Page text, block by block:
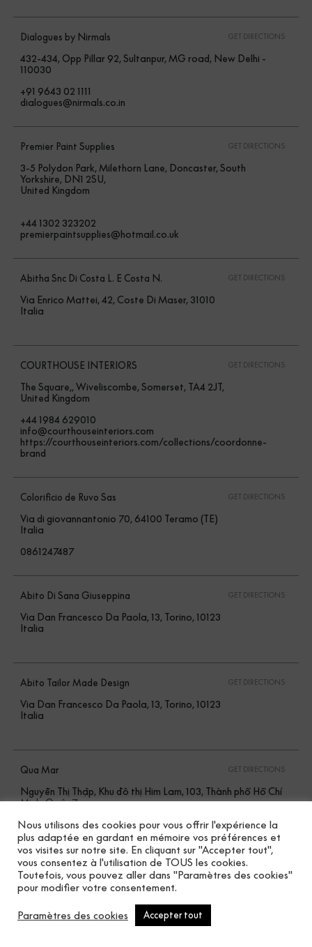
Dialogues by Nirmals GET DIRECTIONS
432-434, Opp Pillar 92, Sultanpur, MG road, New Delhi -
110030
+91 9643 02 1111
dialogues@nirmals.co.in
Premier Paint Supplies GET DIRECTIONS
3-5 Polydon Park, Milethorn Lane, Doncaster, South
Yorkshire, DN1 2SU,
United Kingdom
+44 1302 323202
premierpaintsupplies@hotmail.co.uk
Abitha Snc Di Costa L. E Costa N. GET DIRECTIONS
Via Enrico Mattei, 42, Coste Di Maser, 31010
Italia
COURTHOUSE INTERIORS GET DIRECTIONS
The Square,, Wiveliscombe, Somerset, TA4 2JT,
United Kingdom
+44 1984 629010
info@courthouseinteriors.com
https://courthouseinteriors.com/collections/coordonne-
brand
Colorificio de Ruvo Sas GET DIRECTIONS
Via di giovannantonio 70, 64100 Teramo (TE)
Italia
0861247487
Abito Di Sana Giuseppina GET DIRECTIONS
Via Dan Francesco Da Paola, 13, Torino, 10123
Italia
Abito Tailor Made Design GET DIRECTIONS
Via Dan Francesco Da Paola, 13, Torino, 10123
Italia
Qua Mar GET DIRECTIONS
Nguyễn Thị Thập, Khu đô thị Him Lam, 103, Thành phố Hồ Chí
Minh, Quận 7
Aerree Sas Di Ricco’Davide And C GET DIRECTIONS
Via Carlo Farini, 47, Milano, 20159
Nous utilisons des cookies pour vous offrir l'expérience la
plus adaptée en gardant en mémoire vos préférences et
vos visites sur notre site. En cliquant sur "Accepter tout",
vous consentez à l'utilisation de TOUS les cookies.
Toutefois, vous pouvez aller dans "Paramètres des cookies"
pour modifier votre consentement.
Paramètres des cookies Accepter tout